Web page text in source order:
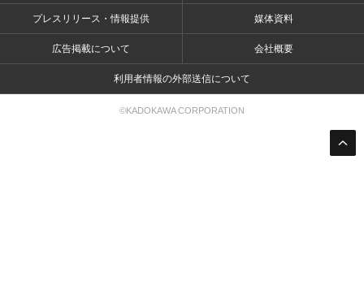
プレスリリース・情報提供 媒体資料
広告掲載について 会社概要
利用者情報の外部送信について
©KADOKAWA CORPORATION